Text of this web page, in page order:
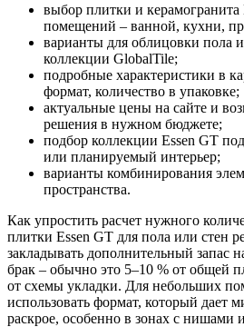
выбор плитки и керамогранита
помещений – ванной, кухни,
варианты для облицовки пола
коллекции GlobalTile;
подробные характеристики в
формат, количество в упаковке;
актуальные цены на сайте и
решения в нужном бюджете;
подбор коллекции Essen GT
или планируемый интерьер;
варианты комбинирования
пространства.
Как упростить расчет нужного
плитки Essen GT для пола или стен
закладывать дополнительный запас
брак – обычно это 5–10 % от общей
от схемы укладки. Для небольших
использовать формат, который дает
раскрое, особенно в зонах с нишами